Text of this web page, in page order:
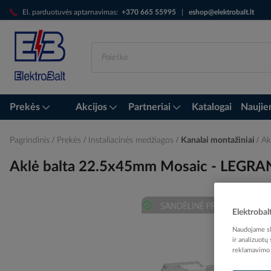
El. parduotuvės aptarnavimas: +370 665 55995 eshop@elektrobalt.lt
Skip
to
Content
Prekės Akcijos Partneriai Katalogai
Pagrindinis Prekės Instaliacinės medžiagos Kanalai montažiniai
Aklė balta 22.5x45mm Mosaic -
Naudojame
ir analizuotų
reklamavimo